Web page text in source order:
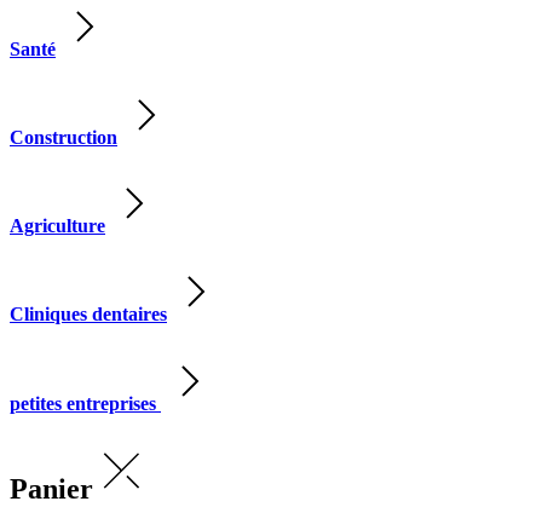
Santé
Construction
Agriculture
Cliniques dentaires
petites entreprises
Panier